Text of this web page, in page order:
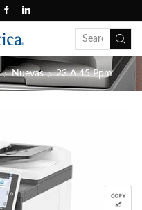
Nuevas 23 A 45 Ppm